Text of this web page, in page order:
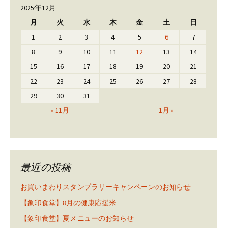
2025年12月
月
火 水 木 金 土 日
« 11月 1月 »
1 2 3 4 5 6
7
8
9 10 11 12 13
14
15
16 17 18 19 20
21
22
23 24 25 26 27
28
29
30 31
最近の投稿
お買いまわりスタンプラリーキャンペーンのお知らせ
【象印食堂】8月の健康応援米
【象印食堂】夏メニューのお知らせ